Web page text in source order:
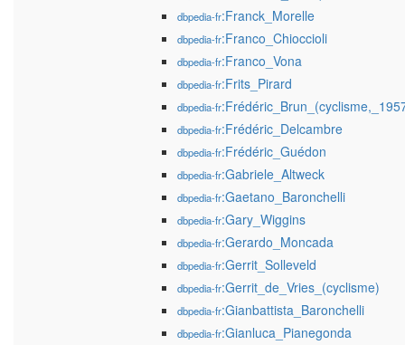
dbpedia-fr:Franck_Morelle
dbpedia-fr:Franco_Chioccioli
dbpedia-fr:Franco_Vona
dbpedia-fr:Frits_Pirard
dbpedia-fr
dbpedia-fr:Frédéric_Delcambre
dbpedia-fr:Frédéric_Guédon
dbpedia-fr:Gabriele_Altweck
dbpedia-fr:Gaetano_Baronchelli
dbpedia-fr:Gary_Wiggins
dbpedia-fr:Gerardo_Moncada
dbpedia-fr:Gerrit_Solleveld
dbpedia-fr:Gerrit_de_Vries_(cyclisme)
dbpedia-fr:Gianbattista_Baronchelli
dbpedia-fr:Gianluca_Pianegonda